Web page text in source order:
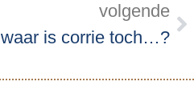
volgende
waar is corrie toch…?